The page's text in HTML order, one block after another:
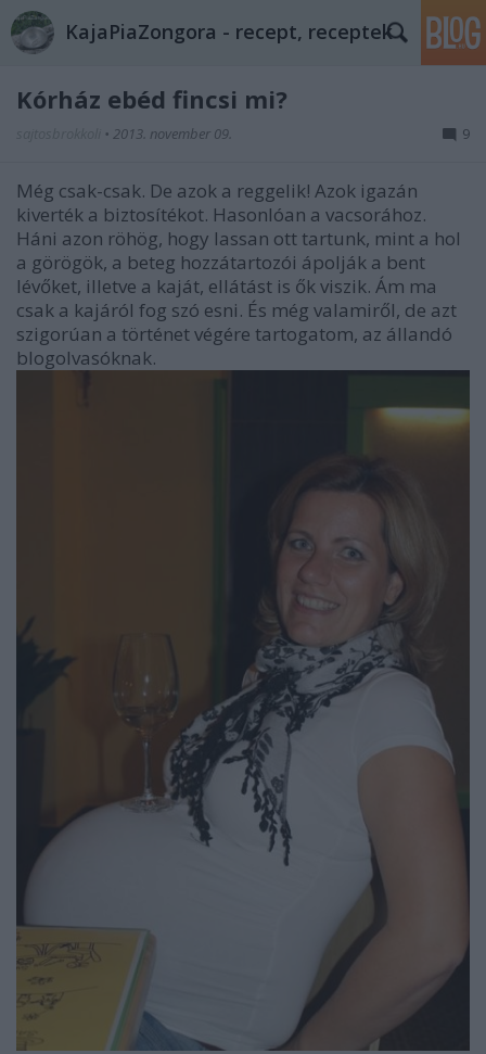
KajaPiaZongora - recept, receptek
Kórház ebéd fincsi mi?
• 2013. november 09. 9
Még csak-csak. De azok a reggelik! Azok igazán
kiverték a biztosítékot. Hasonlóan a vacsorához.
Háni azon röhög, hogy lassan ott tartunk, mint a hol
a görögök, a beteg hozzátartozói ápolják a bent
lévőket, illetve a kaját, ellátást is ők viszik. Ám ma
csak a kajáról fog szó esni. És még valamiről, de azt
szigorúan a történet végére tartogatom, az állandó
blogolvasóknak.